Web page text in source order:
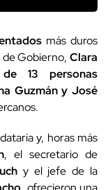
más duros
de Gobierno, Clara
13 personas
Guzmán y José
y, horas más
, el secretario de
y el jefe de la